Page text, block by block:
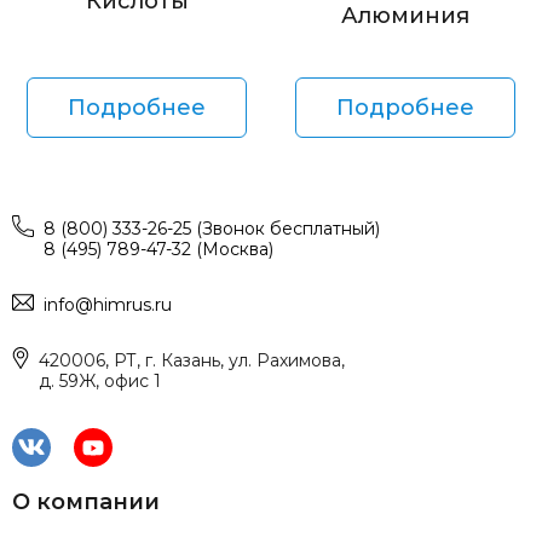
Подробнее
Алюминия
Подробнее
8 (800) 333-26-25 (Звонок бесплатный)
8 (495) 789-47-32 (Москва)
info@himrus.ru
420006, РТ, г. Казань, ул. Рахимова,
д. 59Ж, офис 1
О компании